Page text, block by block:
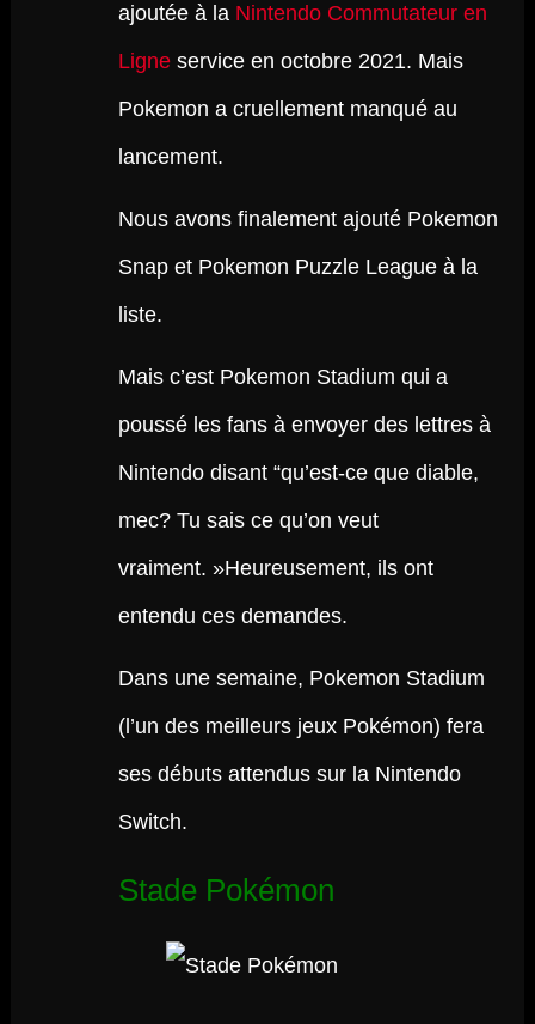
ajoutée à la Nintendo Commutateur en
Ligneservice en octobre 2021. Mais
Pokemon a cruellement manqué au
lancement.
Nous avons finalement ajouté Pokemon
Snap et Pokemon Puzzle League à la
liste.
Mais c’est Pokemon Stadium qui a
poussé les fans à envoyer des lettres à
Nintendo disant “qu’est-ce que diable,
mec? Tu sais ce qu’on veut
vraiment. »Heureusement, ils ont
entendu ces demandes.
Dans une semaine, Pokemon Stadium
(l’un des meilleurs jeux Pokémon) fera
ses débuts attendus sur la Nintendo
Switch.
Stade Pokémon